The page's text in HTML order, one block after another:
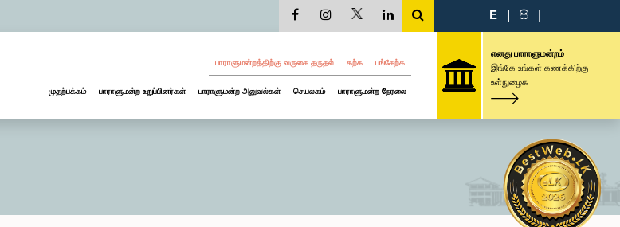
E | සි |
பாராளுமன்றத்திற்கு வருகை தருதல் கற்க பங்கேற்க
முதற்பக்கம் பாராளுமன்ற உறுப்பினர்கள் பாராளுமன்ற அலுவல்கள் செயலகம் பாராளுமன்ற நேரலை
எனது பாராளுமன்றம்
இங்கே உங்கள் கணக்கிற்கு
உள்நுழைக